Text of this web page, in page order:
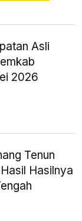
Asli
2026
Tenun
Hasilnya